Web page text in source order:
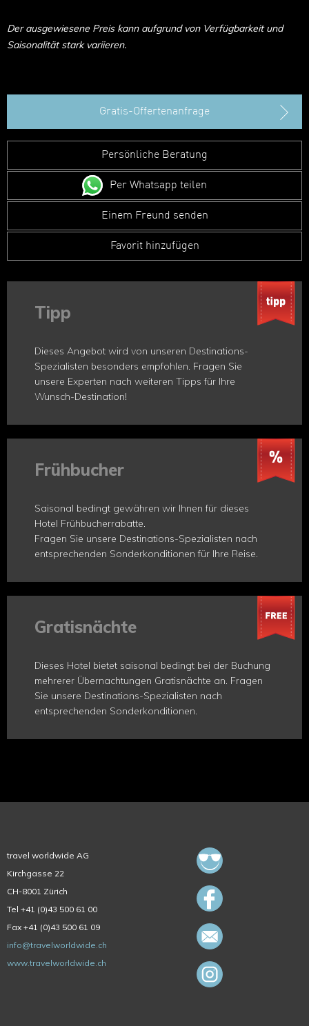
Der ausgewiesene Preis kann aufgrund von Verfügbarkeit und
Saisonalität stark variieren.
Gratis-Offertenanfrage
Persönliche Beratung
Per Whatsapp teilen
Einem Freund senden
Favorit hinzufügen
Tipp
Dieses Angebot wird von unseren Destinations-
Spezialisten besonders empfohlen. Fragen Sie
unsere Experten nach weiteren Tipps für Ihre
Wunsch-Destination!
Frühbucher
Saisonal bedingt gewähren wir Ihnen für dieses
Hotel Frühbucherrabatte.
Fragen Sie unsere Destinations-Spezialisten nach
entsprechenden Sonderkonditionen für Ihre Reise.
Gratisnächte
Dieses Hotel bietet saisonal bedingt bei der Buchung
mehrerer Übernachtungen Gratisnächte an. Fragen
Sie unsere Destinations-Spezialisten nach
entsprechenden Sonderkonditionen.
travel worldwide AG
Kirchgasse 22
CH-8001 Zürich
Tel +41 (0)43 500 61 00
Fax +41 (0)43 500 61 09
info@travelworldwide.ch
www.travelworldwide.ch